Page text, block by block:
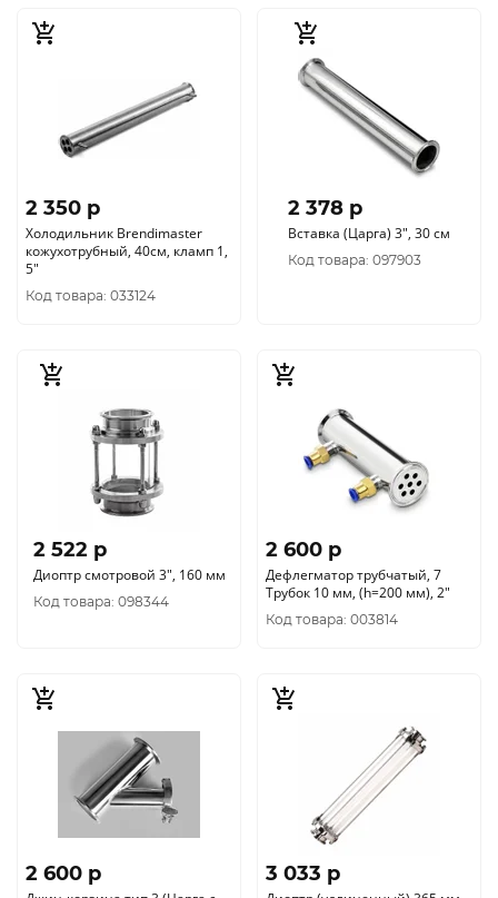
2 350 p
Холодильник Brendimaster
кожухотрубный, 40см, кламп 1,
5"
Код товара: 033124
2 378 p
Вставка (Царга) 3", 30 см
Код товара: 097903
2 522 p
Диоптр смотровой 3", 160 мм
Код товара: 098344
2 600 p
Дефлегматор трубчатый, 7
Трубок 10 мм, (h=200 мм), 2"
Код товара: 003814
2 600 p 3 033 p